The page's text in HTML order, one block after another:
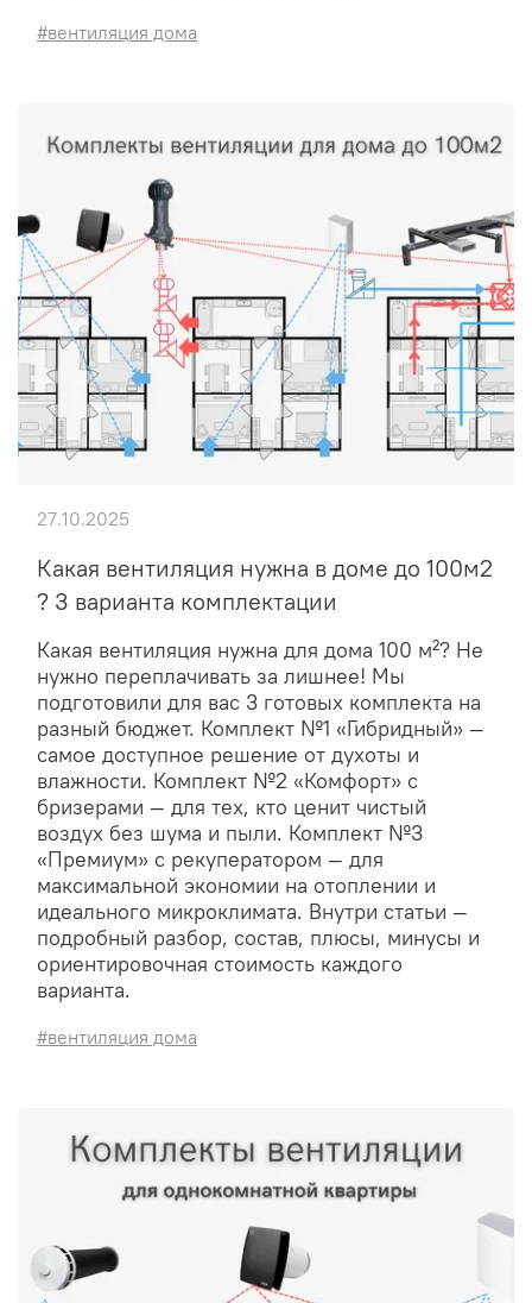
#вентиляция дома
Какая вентиляция нужна в доме до 100м2
? 3 варианта комплектации
Какая вентиляция нужна для дома 100 м²? Не
нужно переплачивать за лишнее! Мы
подготовили для вас 3 готовых комплекта на
разный бюджет. Комплект №1 «Гибридный» —
самое доступное решение от духоты и
влажности. Комплект №2 «Комфорт» с
бризерами — для тех, кто ценит чистый
воздух без шума и пыли. Комплект №3
«Премиум» с рекуператором — для
максимальной экономии на отоплении и
идеального микроклимата. Внутри статьи —
подробный разбор, состав, плюсы, минусы и
ориентировочная стоимость каждого
варианта.
27.10.2025
#вентиляция дома